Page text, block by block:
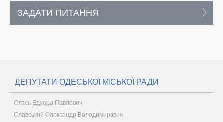
ЗАДАТИ ПИТАННЯ
ДЕПУТАТИ ОДЕСЬКОЇ МІСЬКОЇ РАДИ
Стась Едуард Павлович
Славський Олександр Володимирович